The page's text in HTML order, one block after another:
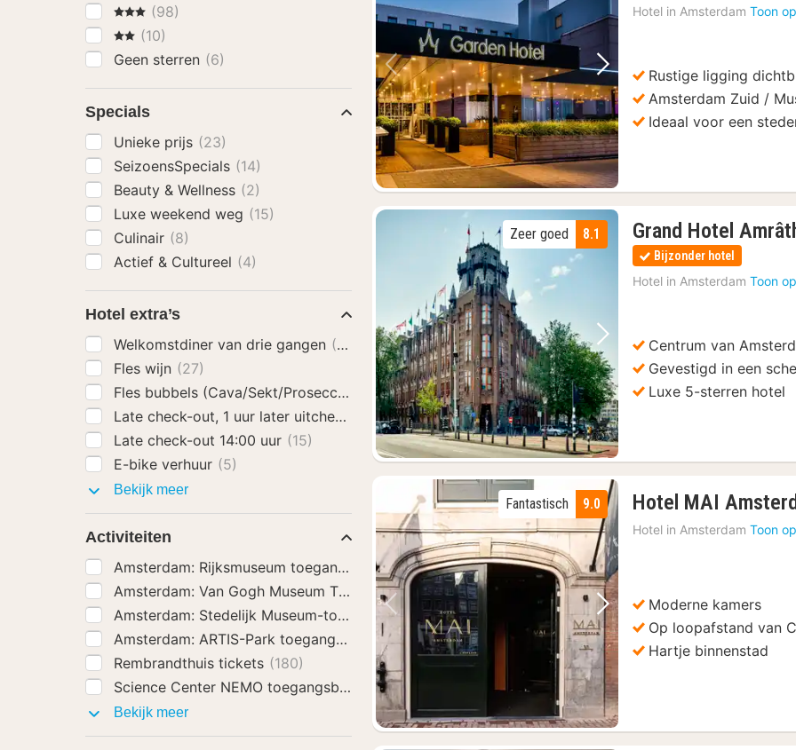
Vorige foto Volgende foto
Hotel in Amsterdam Toon
Rustige ligging
Amsterdam Zuid /
Ideaal voor een
Vorige foto Volgende foto
8.1
Zeer goed Grand Hotel
Bijzonder hotel
Hotel in Amsterdam Toon
Centrum van
Gevestigd in een
Luxe 5-sterren hotel
Vorige foto Volgende foto
9.0
Fantastisch Hotel MAI
Hotel in Amsterdam Toon
Moderne kamers
Op loopafstand van
Hartje binnenstad
3 Sterren
(98)
2 Sterren
(10)
Geen sterren (6)
Specials
Unieke prijs (23)
SeizoensSpecials (14)
Beauty & Wellness (2)
Luxe weekend weg (15)
Culinair (8)
Actief & Cultureel (4)
Hotel extra’s
Welkomstdiner van drie gangen (15)
Fles wijn (27)
Fles bubbels (Cava/Sekt/Prosecco)
(27)
Late check-out, 1 uur later uitchecken
(23)
Late check-out 14:00 uur (15)
E-bike verhuur (5)
Bekijk meerHotel
Activiteiten
Amsterdam: Rijksmuseum toegangsbewijs(224)
Amsterdam: Van Gogh Museum Ticket (224)
Amsterdam: Stedelijk Museum-toegangsticket(224)
Amsterdam: ARTIS-Park toegangsbewijs(224)
Rembrandthuis tickets (180)
Science Center NEMO toegangsbewijs(180)
Bekijk meerActiviteiten